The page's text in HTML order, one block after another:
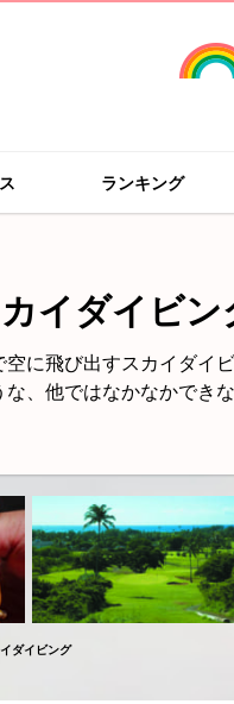
ランキング
イダイビン
空に飛び出すスカイダイ
な、他ではなかなかでき
ダイビング